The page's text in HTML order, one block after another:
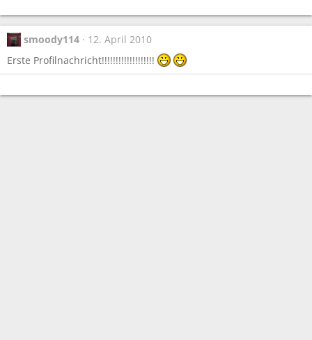
smoody114
12. April 2010
Erste Profilnachricht!!!!!!!!!!!!!!!!!!!